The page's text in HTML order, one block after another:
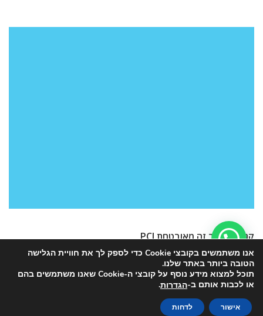
קנייה באתר זה מאובטחת PCI
כל הזכויות שמורות לאתר האינטרנט Intex-Pool
אנו משתמשים בקובצי Cookie כדי לספק לך את חוויית הגלישה
הטובה ביותר באתר שלנו.
תוכל למצוא מידע נוסף על קובצי ה-Cookie שאנו משתמשים בהם
או לכבות אותם ב-הגדרות.
אישור לדחות